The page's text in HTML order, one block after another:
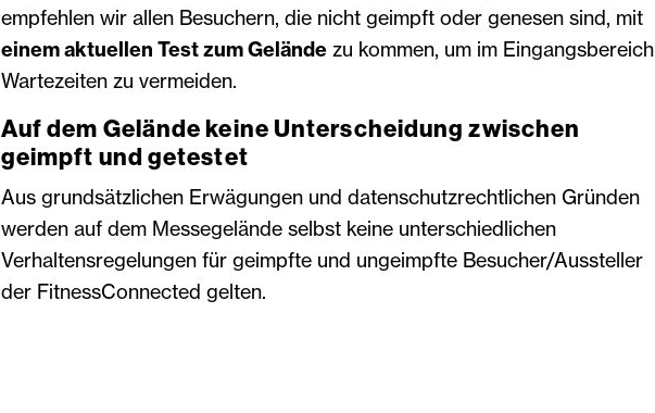
empfehlen wir allen Besuchern, die nicht geimpft oder genesen sind, mit
einem aktuellen Test zum Geländezu kommen, um im Eingangsbereich
Wartezeiten zu vermeiden.
Auf dem Gelände keine Unterscheidung zwischen
geimpft und getestet
Aus grundsätzlichen Erwägungen und datenschutzrechtlichen Gründen
werden auf dem Messegelände selbst keine unterschiedlichen
Verhaltensregelungen für geimpfte und ungeimpfte Besucher/Aussteller
der FitnessConnected gelten.